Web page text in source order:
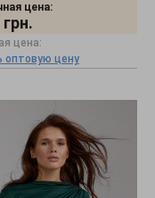
цена:
грн.
цена:
оптовую цену